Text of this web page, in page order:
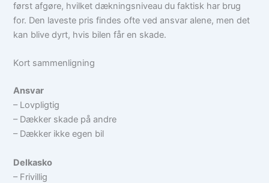
først afgøre, hvilket dækningsniveau du faktisk har brug
for. Den laveste pris findes ofte ved ansvar alene, men det
kan blive dyrt, hvis bilen får en skade.
Kort sammenligning
Ansvar
– Lovpligtig
– Dækker skade på andre
– Dækker ikke egen bil
Delkasko
– Frivillig